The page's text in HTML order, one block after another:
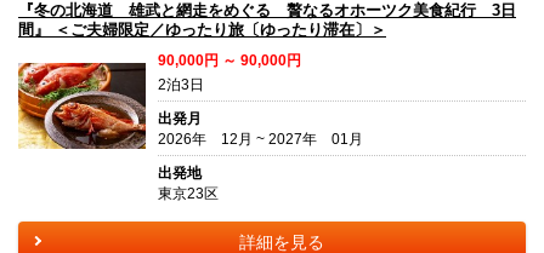
『冬の北海道 雄武と網走をめぐる 贅なるオホーツク美食紀行 3日
間』 ＜ご夫婦限定／ゆったり旅〔ゆったり滞在〕＞
90,000円 ～ 90,000円
2泊3日
出発月
2026年 12月 ~ 2027年 01月
出発地
東京23区
詳細を見る